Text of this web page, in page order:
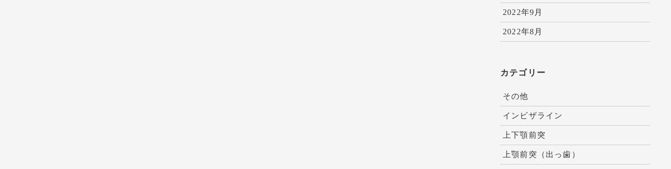
2022年9月
2022年8月
カテゴリー
その他
インビザライン
上下顎前突
上顎前突（出っ歯）